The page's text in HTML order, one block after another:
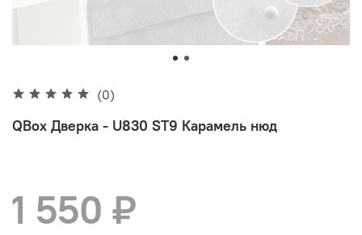
(0)
QBox Дверка - U830 ST9 Карамель нюд
1 550 ₽